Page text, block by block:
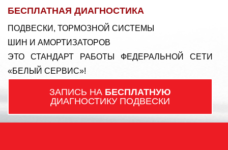
БЕСПЛАТНАЯ ДИАГНОСТИКА
ПОДВЕСКИ, ТОРМОЗНОЙ СИСТЕМЫ
ШИН И АМОРТИЗАТОРОВ
ЭТО СТАНДАРТ РАБОТЫ ФЕДЕРАЛЬНОЙ СЕТИ
«БЕЛЫЙ СЕРВИС»!
ЗАПИСЬ НА БЕСПЛАТНУЮ
ДИАГНОСТИКУ ПОДВЕСКИ